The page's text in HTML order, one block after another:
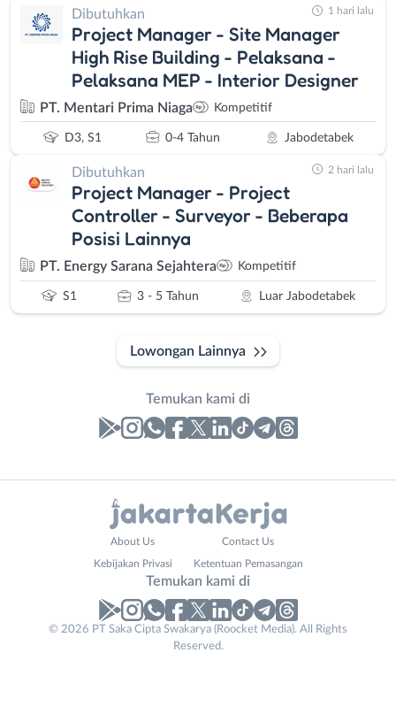
Dibutuhkan
Project Manager - Site Manager
High Rise Building - Pelaksana -
Pelaksana MEP - Interior Designer
PT. Mentari Prima Niaga Kompetitif
D3, S1 0-4 Tahun Jabodetabek
1 hari lalu
Dibutuhkan
Project Manager - Project
Controller - Surveyor - Beberapa
Posisi Lainnya
PT. Energy Sarana Sejahtera Kompetitif
S1 3 - 5 Tahun Luar Jabodetabek
2 hari lalu
Lowongan Lainnya
Temukan kami di
No. Telp /
About Us Contact Us
Kebijakan Privasi Ketentuan Pemasangan
Temukan kami di
© 2026 PT Saka Cipta Swakarya (Roocket Media). All Rights
Reserved.